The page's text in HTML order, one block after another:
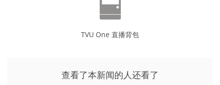
TVU One 直播背包
查看了本新闻的人还看了